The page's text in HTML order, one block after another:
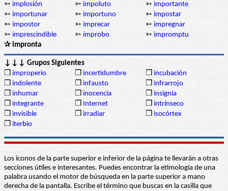
➳ implosión ➳ impoluto ➳ importante
➳ importunar ➳ importuno ➳ impostar
➳ impostor ➳ imprecar ➳ impregnar
➳ imprescindible ➳ ímprobo ➳ impromptu
✰ impronta
↓↓↓ Grupos Siguientes
❒ improperio ❒ incertidumbre ❒ incubación
❒ indolente ❒ infausto ❒ infrarrojo
❒ inhumar ❒ inocencia ❒ insignia
❒ integrante ❒ Internet ❒ intrínseco
❒ invisible ❒ irradiar ❒ isocórtex
❒ iterbio
Los iconos de la parte superior e inferior de la página te llevarán a otras
secciones útiles e interesantes. Puedes encontrar la etimología de una
palabra usando el motor de búsqueda en la parte superior a mano
derecha de la pantalla. Escribe el término que buscas en la casilla que